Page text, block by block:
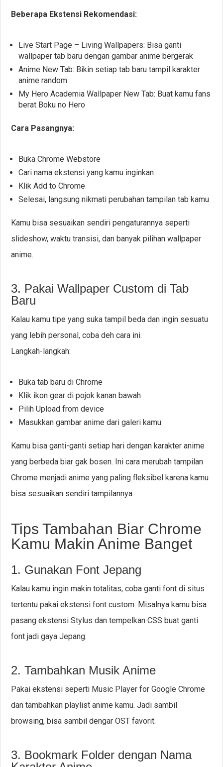
Beberapa Ekstensi Rekomendasi:
Live Start Page – Living Wallpapers: Bisa ganti
wallpaper tab baru dengan gambar anime bergerak
Anime New Tab: Bikin setiap tab baru tampil karakter
anime random
My Hero Academia Wallpaper New Tab: Buat kamu fans
berat Boku no Hero
Cara Pasangnya:
Buka Chrome Webstore
Cari nama ekstensi yang kamu inginkan
Klik Add to Chrome
Selesai, langsung nikmati perubahan tampilan tab kamu
Kamu bisa sesuaikan sendiri pengaturannya seperti
slideshow, waktu transisi, dan banyak pilihan wallpaper
anime.
3. Pakai Wallpaper Custom di Tab
Baru
Kalau kamu tipe yang suka tampil beda dan ingin sesuatu
yang lebih personal, coba deh cara ini.
Langkah-langkah:
Buka tab baru di Chrome
Klik ikon gear di pojok kanan bawah
Pilih Upload from device
Masukkan gambar anime dari galeri kamu
Kamu bisa ganti-ganti setiap hari dengan karakter anime
yang berbeda biar gak bosen. Ini cara merubah tampilan
Chrome menjadi anime yang paling fleksibel karena kamu
bisa sesuaikan sendiri tampilannya.
Tips Tambahan Biar Chrome
Kamu Makin Anime Banget
1. Gunakan Font Jepang
Kalau kamu ingin makin totalitas, coba ganti font di situs
tertentu pakai ekstensi font custom. Misalnya kamu bisa
pasang ekstensi Stylus dan tempelkan CSS buat ganti
font jadi gaya Jepang.
2. Tambahkan Musik Anime
Pakai ekstensi seperti Music Player for Google Chrome
dan tambahkan playlist anime kamu. Jadi sambil
browsing, bisa sambil dengar OST favorit.
3. Bookmark Folder dengan Nama